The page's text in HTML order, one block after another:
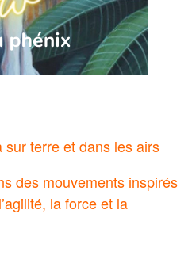
sur terre et dans les airs
des mouvements inspirés
la force et la